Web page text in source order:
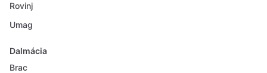
Rovinj
Umag
Dalmácia
Brac